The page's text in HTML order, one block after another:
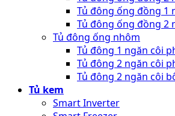
Tủ mát 1 cánh
Tủ mát Inverter –
Tủ mát đèn Led
Tủ mát không đèn
Tủ mát 2 cánh
Tủ mát đèn Led
Tủ mát không đèn Led
Tủ lạnh
Tủ lạnh International